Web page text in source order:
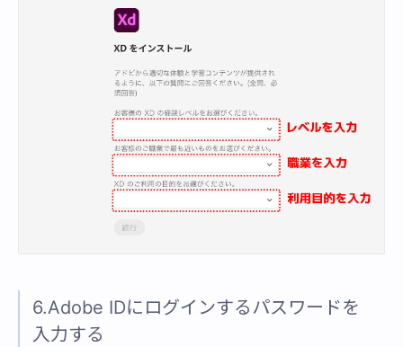
6.Adobe IDにログインするパスワードを
入力する